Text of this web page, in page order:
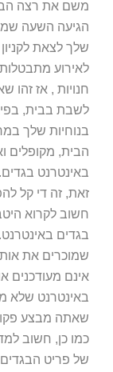
משם את רצה
הגיעה השעה
שלך לצאת
לאירוע
חנויות , אז זהו
לשבת בבית,
בנוחיות שלך
הבית, מקופלים
באינטרנט
זאת, זה די קל
חשוב לקרוא
בגדים
שמוכרים את
אינם מעודכנים
באינטרנט שלא
שאתה מבצע
כמו כן, חשוב
של פריט